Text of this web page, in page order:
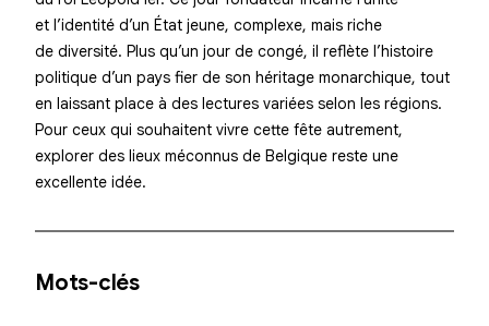
et l’identité d’un État jeune, complexe, mais riche
de diversité. Plus qu’un jour de congé, il reflète l’histoire
politique d’un pays fier de son héritage monarchique, tout
en laissant place à des lectures variées selon les régions.
Pour ceux qui souhaitent vivre cette fête autrement,
explorer des lieux méconnus de Belgique reste une
excellente idée.
Mots-clés